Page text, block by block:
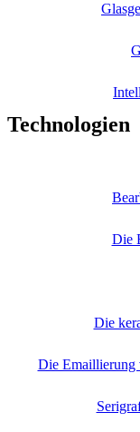
Technologien
Die
Die
Die Emaillierung